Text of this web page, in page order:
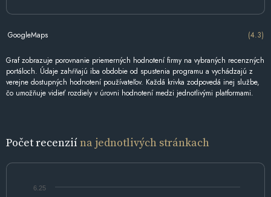
GoogleMaps (4.3)
Graf zobrazuje porovnanie priemerných hodnotení firmy na vybraných recenzných
portáloch. Údaje zahŕňajú iba obdobie od spustenia programu a vychádzajú z
verejne dostupných hodnotení používateľov. Každá krivka zodpovedá inej službe,
čo umožňuje vidieť rozdiely v úrovni hodnotení medzi jednotlivými platformami.
Počet recenziína jednotlivých stránkach
6.25